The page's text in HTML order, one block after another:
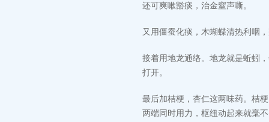
还可爽嗽豁痰，治金窒声嘶。
又用僵蚕化痰，木蝴蝶清热利咽
接着用地龙通络。地龙就是蚯蚓
打开。
最后加桔梗，杏仁这两味药。桔
两端同时用力，枢纽动起来就毫